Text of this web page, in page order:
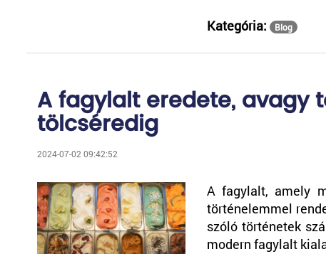
Kategória: Blog
A fagylalt eredete, avagy
tölcséredig
2024-07-02 09:42:52
A fagylalt, amely
történelemmel
szóló történetek
modern fagylalt